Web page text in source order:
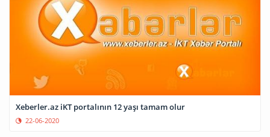
Xeberler.az iKT portalının 12 yaşı tamam olur
22-06-2020